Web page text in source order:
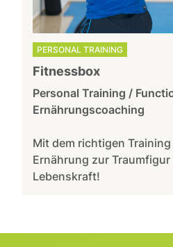
PERSONAL TRAINING
Fitnessbox
Personal Training /
Ernährungscoaching
Mit dem richtigen
Ernährung zur
Lebenskraft!